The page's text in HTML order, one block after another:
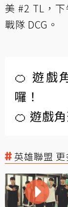
美 #2 TL，
戰隊 DCG。
🍊 遊戲
囉！
🍊 遊戲
英雄聯盟